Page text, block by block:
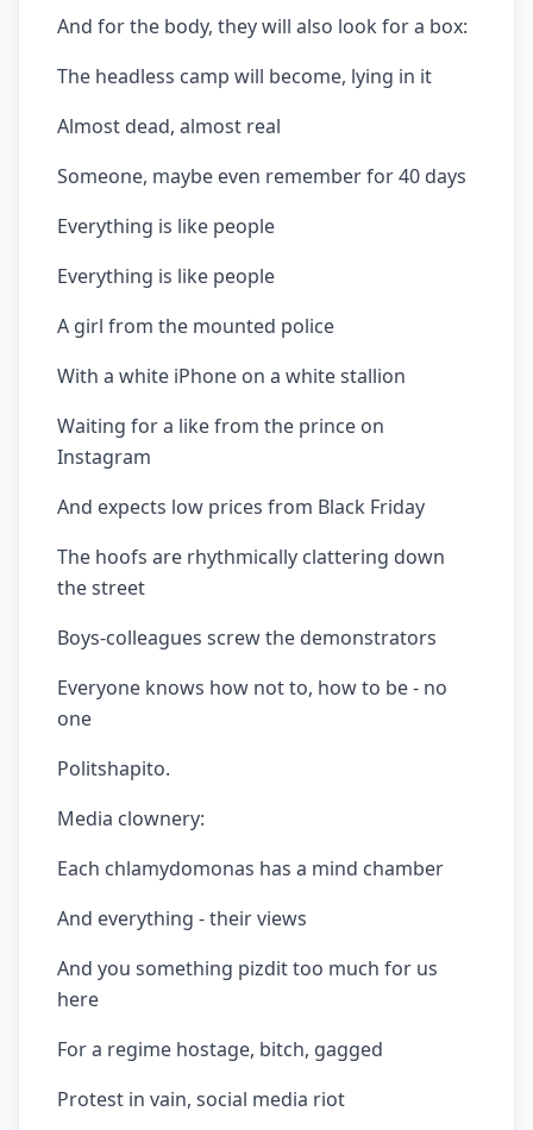
And for the body, they will also look for a box:
The headless camp will become, lying in it
Almost dead, almost real
Someone, maybe even remember for 40 days
Everything is like people
Everything is like people
A girl from the mounted police
With a white iPhone on a white stallion
Waiting for a like from the prince on
Instagram
And expects low prices from Black Friday
The hoofs are rhythmically clattering down
the street
Boys-colleagues screw the demonstrators
Everyone knows how not to, how to be - no
one
Politshapito.
Media clownery:
Each chlamydomonas has a mind chamber
And everything - their views
And you something pizdit too much for us
here
For a regime hostage, bitch, gagged
Protest in vain, social media riot